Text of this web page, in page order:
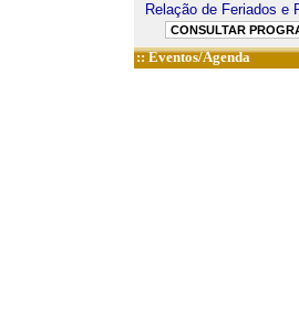
Relação de Feriados e
::Eventos/Agenda